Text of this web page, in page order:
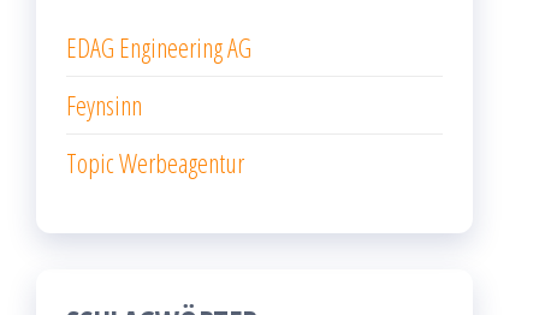
EDAG Engineering AG
Feynsinn
Topic Werbeagentur